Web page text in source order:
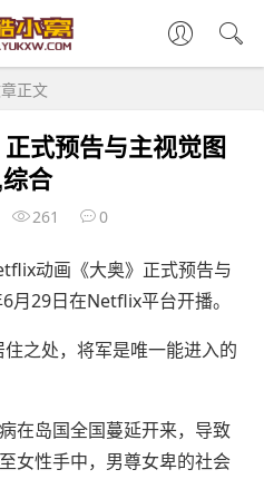
正文
式预告与主视觉图
合
261 0
动画《大奥》正式预告与
月29日在Netflix平台开播。
之处，将军是唯一能进入的
在岛国全国蔓延开来，导致
女性手中，男尊女卑的社会